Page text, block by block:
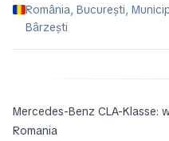
România, București,
Bârzeşti
Mercedes-Benz CLA-Klasse:
Romania